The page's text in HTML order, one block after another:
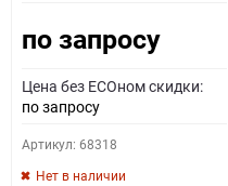
по запросу
Цена без ECOном скидки:
по запросу
Артикул: 68318
Нет в наличии